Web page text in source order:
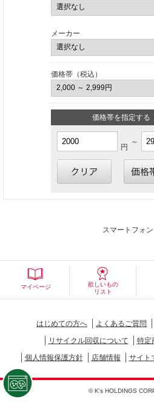
メーカー
価格帯（税込）
価格帯を指定する
円
～
スマートフォン
マイページ
欲しいもの
リスト
はじめての方へ よくあるご質問
リサイクル回収について
特定
個人情報保護方針
店舗情報 サイト
© K's HOLDINGS